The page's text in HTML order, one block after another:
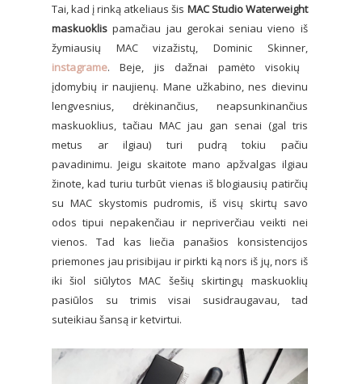
Tai, kad į rinką atkeliaus šis MAC Studio Waterweight
maskuoklis pamačiau jau gerokai seniau vieno iš
žymiausių MAC vizažistų, Dominic Skinner,
instagrame. Beje, jis dažnai pamėto visokių
įdomybių ir naujienų. Mane užkabino, nes dievinu
lengvesnius, drėkinančius, neapsunkinančius
maskuoklius, tačiau MAC jau gan senai (gal tris
metus ar ilgiau) turi pudrą tokiu pačiu
pavadinimu. Jeigu skaitote mano apžvalgas ilgiau
žinote, kad turiu turbūt vienas iš blogiausių patirčių
su MAC skystomis pudromis, iš visų skirtų savo
odos tipui nepakenčiau ir nepriverčiau veikti nei
vienos. Tad kas liečia panašios konsistencijos
priemones jau prisibijau ir pirkti ką nors iš jų, nors iš
iki šiol siūlytos MAC šešių skirtingų maskuoklių
pasiūlos su trimis visai susidraugavau, tad
suteikiau šansą ir ketvirtui.